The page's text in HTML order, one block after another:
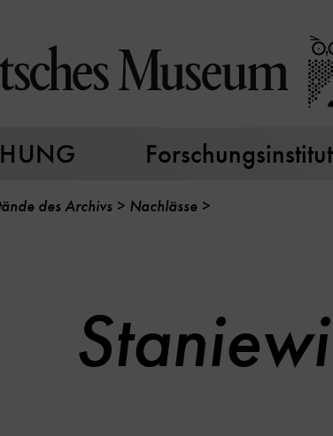
Forschungsinstitut
des Archivs Nachlässe